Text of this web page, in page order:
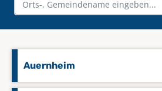
Auernheim